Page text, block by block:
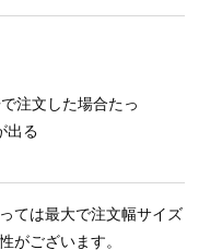
注文した場合たっ
出る
ては最大で注文幅サイズ
がございます。